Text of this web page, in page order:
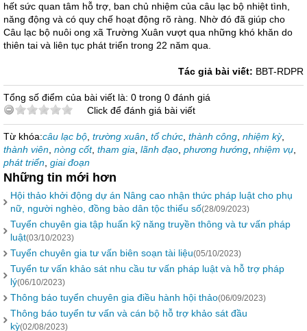
hết sức quan tâm hỗ trợ, ban chủ nhiệm của câu lạc bộ nhiệt tình,
năng động và có quy chế hoạt động rõ ràng. Nhờ đó đã giúp cho
Câu lạc bộ nuôi ong xã Trường Xuân vượt qua những khó khăn do
thiên tai và liên tục phát triển trong 22 năm qua.
Tác giả bài viết: BBT-RDPR
Tổng số điểm của bài viết là: 0 trong 0 đánh giá
Click để đánh giá bài viết
Từ khóa:câu lạc bộ trường xuân tổ chức thành công nhiệm kỳ,
thành viên nòng cốt, tham gia lãnh đạo phương hướng nhiệm vụ
phát triển giai đoạn
Những tin mới hơn
Hội thảo khởi động dự án Nâng cao nhận thức pháp luật cho phụ
nữ, người nghèo, đồng bào dân tộc thiểu số(28/09/2023)
Tuyển chuyên gia tập huấn kỹ năng truyền thông và tư vấn pháp
luật(03/10/2023)
Tuyển chuyên gia tư vấn biên soạn tài liệu(05/10/2023)
Tuyển tư vấn khảo sát nhu cầu tư vấn pháp luật và hỗ trợ pháp
lý(06/10/2023)
Thông báo tuyển chuyên gia điều hành hội thảo(06/09/2023)
Thông báo tuyển tư vấn và cán bộ hỗ trợ khảo sát đầu
kỳ(02/08/2023)